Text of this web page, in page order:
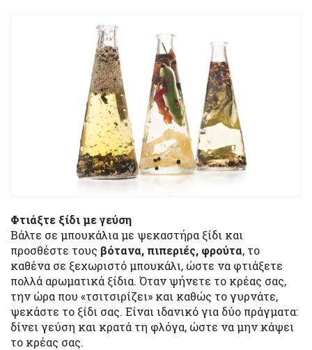
Φτιάξτε ξίδι με γεύση
Βάλτε σε μπουκάλια με ψεκαστήρα ξίδι και
προσθέστε τους βότανα, πιπεριές, φρούτα, το
καθένα σε ξεχωριστό μπουκάλι, ώστε να φτιάξετε
πολλά αρωματικά ξίδια. Όταν ψήνετε το κρέας σας,
την ώρα που «τσιτσιρίζει» και καθώς το γυρνάτε,
ψεκάστε το ξίδι σας. Είναι ιδανικό για δύο πράγματα:
δίνει γεύση και κρατά τη φλόγα, ώστε να μην κάψει
το κρέας σας.